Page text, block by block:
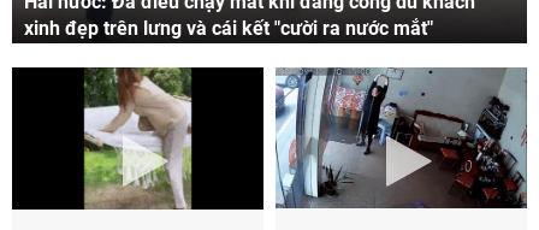
xinh đẹp trên lưng và cái kết "cười ra nước mắt"